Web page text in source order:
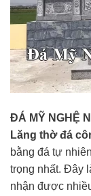
ĐÁ MỸ NGHỆ
Lăng thờ đá
bằng đá tự
trọng nhất. Đây
nhận được